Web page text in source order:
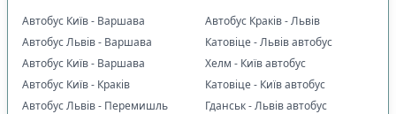
Автобус Київ - Варшава
Автобус Львів - Варшава
Автобус Київ - Варшава
Автобус Київ - Краків
Автобус Львів - Перемишль
Автобус Краків - Львів
Катовіце - Львів автобус
Хелм - Київ автобус
Катовіце - Київ автобус
Гданськ - Львів автобус